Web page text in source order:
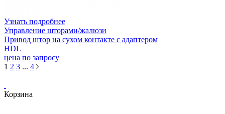
Узнать подробнее
Управление шторами/жалюзи
Привод штор на сухом контакте с адаптером
HDL
цена по запросу
1 2 3 ... 4
Корзина